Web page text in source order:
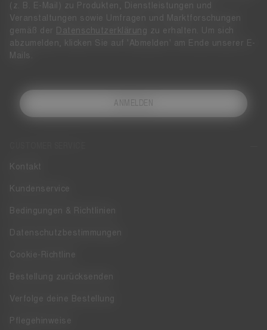
Kontakt
Kundenservice
Bedingungen & Richtlinien
Datenschutzbestimmungen
Cookie-Richtline
Bestellung zurücksenden
Verfolge deine Bestellung
Pflegehinweise
(z. B. E-Mail) zu Produkten, Dienstleistungen und
Veranstaltungen sowie Umfragen und Marktforschungen
gemäß der Datenschutzerklärung zu erhalten. Um sich
abzumelden, klicken Sie auf 'Abmelden' am Ende unserer E-
Mails.
ANMELDEN